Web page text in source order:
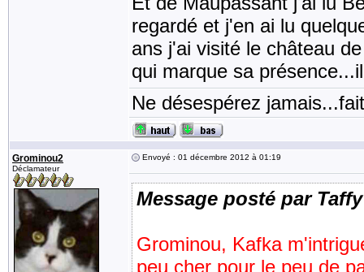
regardé et j'en ai lu
ans j'ai visité le château
qui marque sa
Ne désespérez
Grominou2
Déclamateur
Envoyé : 01 décembre 2012 à 01:19
Message posté par Taffy
Grominou, Kafka
peu cher pour le peu de